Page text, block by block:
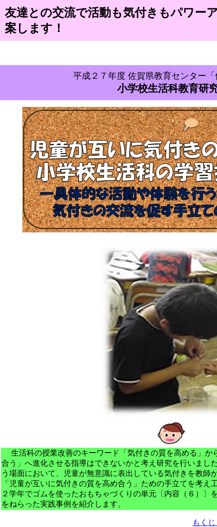
友達との交流で活動も気付きもパワー
案します！
平成２７年度 佐賀県教育センター
小学校生活科教育研
生活科の授業改善のキーワード「気付きの質を高める」か
合う」へ進化させる指導はできないかと考え研究を行いまし
う場面において、児童が無意識に表出している気付きを教師
「児童が互いに気付きの質を高め合う」ための手立てを考
２学年でゴムを使ったおもちゃづくりの単元〔内容（６）〕
をねらった実践事例を紹介します。
もく